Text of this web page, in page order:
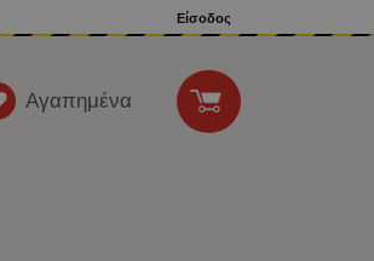
Είσοδος
Αγαπημένα